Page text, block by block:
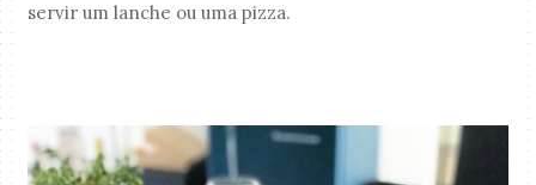
servir um lanche ou uma pizza.